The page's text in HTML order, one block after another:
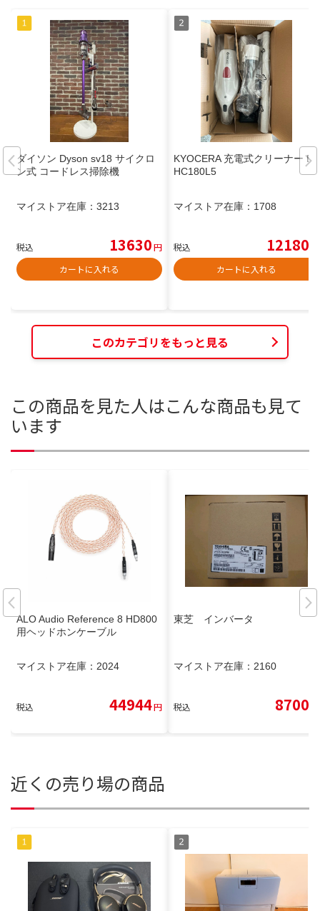
ダイソン Dyson sv18 サイクロ
ン式 コードレス掃除機
マイストア在庫： 3213
税込 13630円
カートに入れる
KYOCERA 充電式クリーナー D
HC180L5
マイストア在庫： 1708
税込 12180
カートに入れる
このカテゴリをもっと見る
この商品を見た人はこんな商品も見て
います
ALO Audio Reference 8 HD800
用ヘッドホンケーブル
マイストア在庫： 2024
税込 44944円
東芝 インバータ
マイストア在庫： 2160
税込 8700
近くの売り場の商品